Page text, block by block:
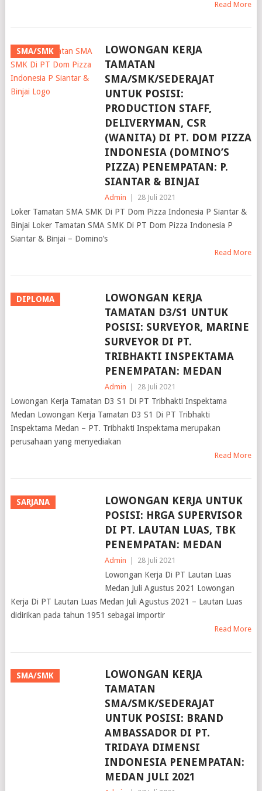
Read More
SMA/SMK
LOWONGAN KERJA
TAMATAN
SMA/SMK/SEDERAJAT
UNTUK POSISI:
PRODUCTION STAFF,
DELIVERYMAN, CSR
(WANITA) DI PT. DOM PIZZA
INDONESIA (DOMINO’S
PIZZA) PENEMPATAN: P.
SIANTAR & BINJAI
Admin 28 Juli 2021
Loker Tamatan SMA SMK Di PT Dom Pizza Indonesia P Siantar &
Binjai Loker Tamatan SMA SMK Di PT Dom Pizza Indonesia P
Siantar & Binjai – Domino’s
Read More
DIPLOMA
LOWONGAN KERJA
TAMATAN D3/S1 UNTUK
POSISI: SURVEYOR, MARINE
SURVEYOR DI PT.
TRIBHAKTI INSPEKTAMA
PENEMPATAN: MEDAN
Admin 28 Juli 2021
Lowongan Kerja Tamatan D3 S1 Di PT Tribhakti Inspektama
Medan Lowongan Kerja Tamatan D3 S1 Di PT Tribhakti
Inspektama Medan – PT. Tribhakti Inspektama merupakan
perusahaan yang menyediakan
Read More
SARJANA
LOWONGAN KERJA UNTUK
POSISI: HRGA SUPERVISOR
DI PT. LAUTAN LUAS, TBK
PENEMPATAN: MEDAN
Admin 28 Juli 2021
Lowongan Kerja Di PT Lautan Luas Medan Juli Agustus 2021
Lowongan Kerja Di PT Lautan Luas Medan Juli Agustus 2021 –
Lautan Luas didirikan pada tahun 1951 sebagai importir
TAMATAN
SMA/SMK/SEDERAJAT
UNTUK POSISI: BRAND
AMBASSADOR DI PT.
TRIDAYA DIMENSI
INDONESIA PENEMPATAN:
MEDAN JULI 2021
Admin | 27 Juli 2021